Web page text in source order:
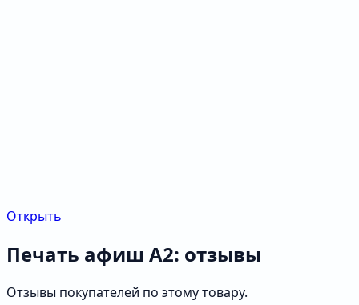
Открыть
Печать афиш А2: отзывы
Отзывы покупателей по этому товару.